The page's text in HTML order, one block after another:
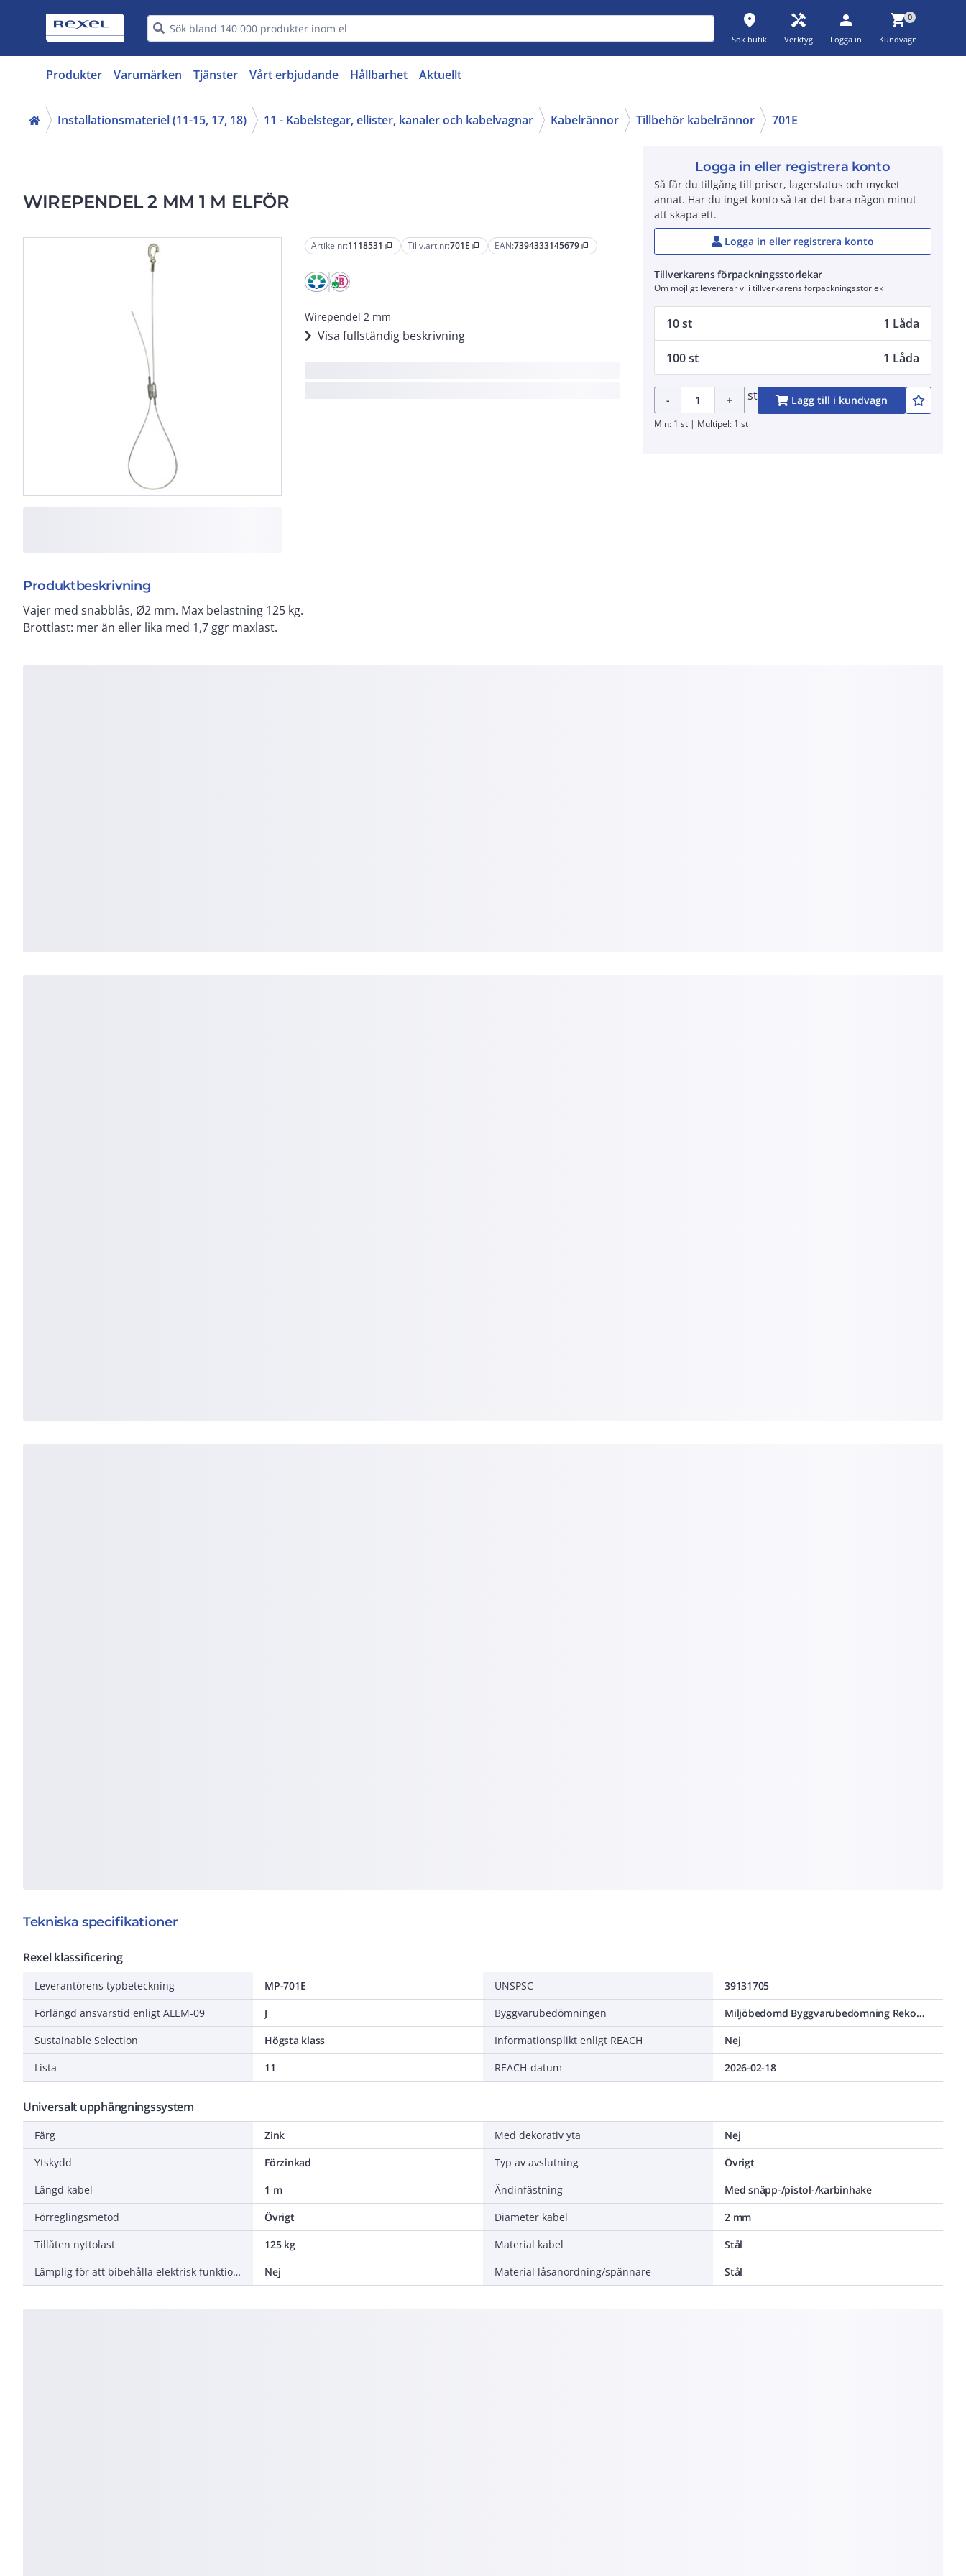
place
Sök butik
handyman
Verktyg
person
Logga in
shopping_cart0
Kundvagn
Produkter Varumärken Tjänster Vårt erbjudande Hållbarhet Aktuellt
Installationsmateriel (11-15, 17, 18) 11 - Kabelstegar, ellister, kanaler och kabelvagnar Kabelrännor Tillbehör kabelrännor 701E
WIREPENDEL 2 MM 1 M ELFÖR
Artikelnr:1118531 content_copy Tillv.art.nr:701E content_copy EAN:7394333145679 content_copy
Wirependel 2 mm
Visa fullständig beskrivning
Produktbeskrivning
Vajer med snabblås, Ø2 mm. Max belastning 125 kg.
Brottlast: mer än eller lika med 1,7 ggr maxlast.
Logga in eller registrera konto
Så får du tillgång till priser, lagerstatus och mycket
annat. Har du inget konto så tar det bara någon minut
att skapa ett.
Logga in eller registrera konto
Tillverkarens förpackningsstorlekar
Om möjligt levererar vi i tillverkarens förpackningsstorlek
10 st 1 Låda
100 st 1 Låda
- + st Lägg till i kundvagn
Min: 1 st | Multipel: 1 st
Tekniska specifikationer
Rexel klassificering
Leverantörens typbeteckning
MP-701E
Förlängd ansvarstid enligt ALEM-09
J
Sustainable Selection
Högsta klass
Lista
11
UNSPSC
39131705
Byggvarubedömningen
Miljöbedömd Byggvarubedömning Rekommenderas
Informationsplikt enligt REACH
Nej
REACH-datum
2026-02-18
Universalt upphängningssystem
Färg
Zink
Ytskydd
Förzinkad
Längd kabel
1 m
Förreglingsmetod
Övrigt
Tillåten nyttolast
125 kg
Lämplig för att bibehålla elektrisk funktionalitet (Circuit integrity) vid brand
Nej
Med dekorativ yta
Nej
Typ av avslutning
Övrigt
Ändinfästning
Med snäpp-/pistol-/karbinhake
Diameter kabel
2 mm
Material kabel
Stål
Material låsanordning/spännare
Stål